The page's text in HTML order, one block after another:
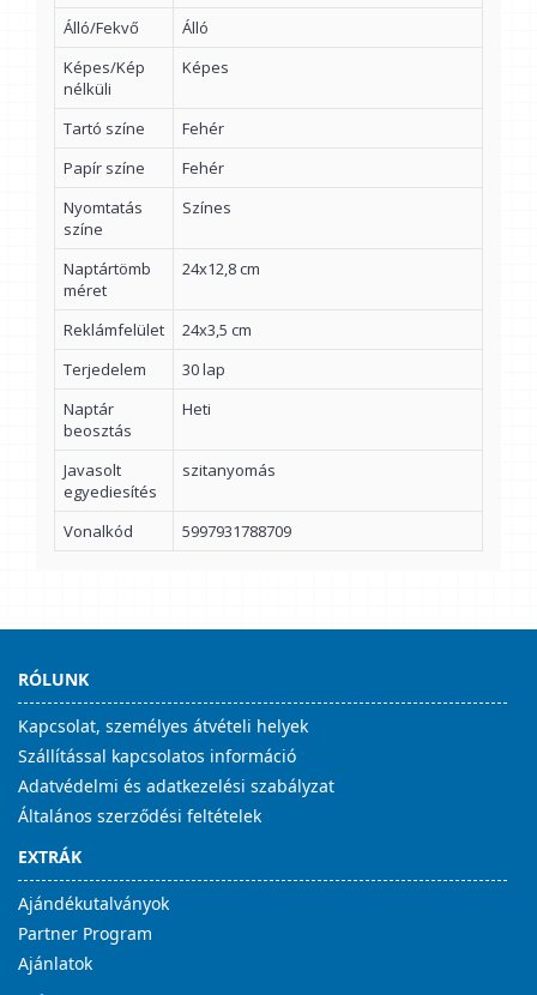
Álló/Fekvő
Álló
Képes/Kép
nélküli
Képes
Tartó színe
Fehér
Papír színe
Fehér
Nyomtatás
színe
Színes
Naptártömb
méret
24x12,8 cm
Reklámfelület
24x3,5 cm
Terjedelem
30 lap
Naptár
beosztás
Heti
Javasolt
egyediesítés
szitanyomás
Vonalkód 5997931788709
RÓLUNK
Kapcsolat, személyes átvételi helyek
Szállítással kapcsolatos információ
Adatvédelmi és adatkezelési szabályzat
Általános szerződési feltételek
EXTRÁK
Ajándékutalványok
Partner Program
Ajánlatok